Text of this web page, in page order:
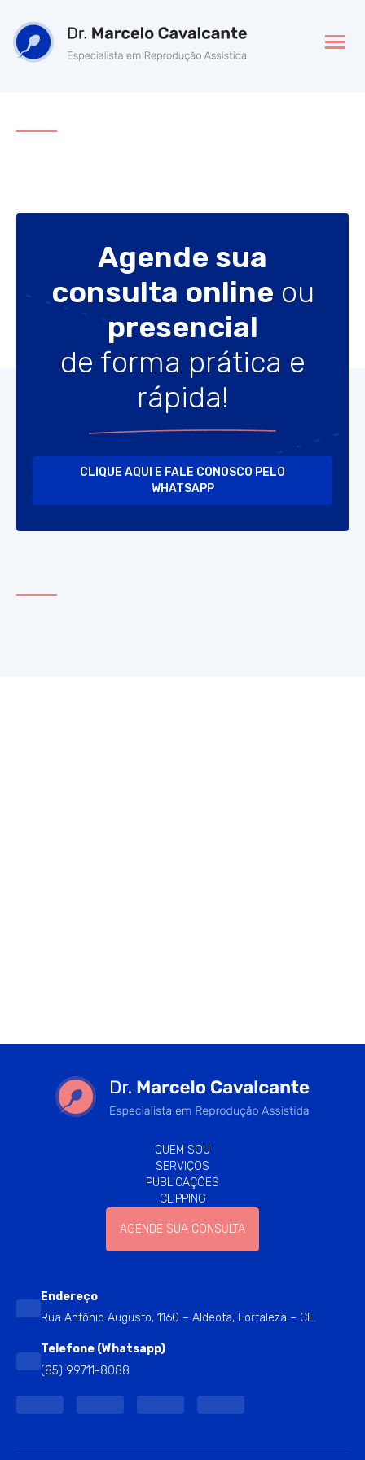
Agende sua
consulta online ou
presencial
de forma prática e
rápida!
CLIQUE AQUI E FALE CONOSCO PELO
WHATSAPP
QUEM SOU
SERVIÇOS
PUBLICAÇÕES
CLIPPING
AGENDE SUA CONSULTA
Endereço
Rua Antônio Augusto, 1160 – Aldeota, Fortaleza – CE.
Telefone (Whatsapp)
(85) 99711-8088